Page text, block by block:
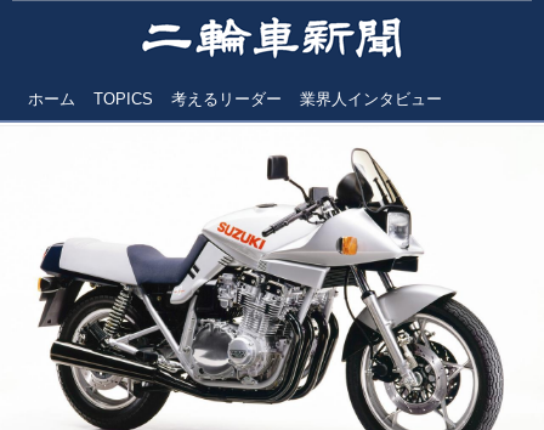
ホーム TOPICS 考えるリーダー 業界人インタビュー